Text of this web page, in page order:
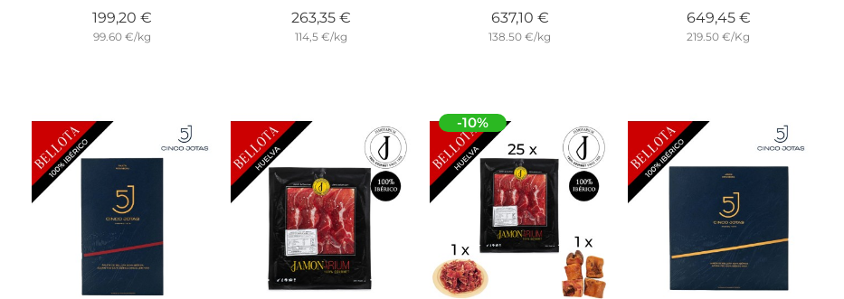
199,20 €Precio
99.60 €/kg
263,35 €Precio
114,5 €/kg
637,10 €Precio
138.50 €/kg
649,45 €Precio
219.50 €/Kg
-10%